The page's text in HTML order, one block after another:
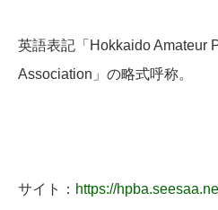
英語表記「Hokkaido Amateur
Association」の略式呼称。
サイト： https://